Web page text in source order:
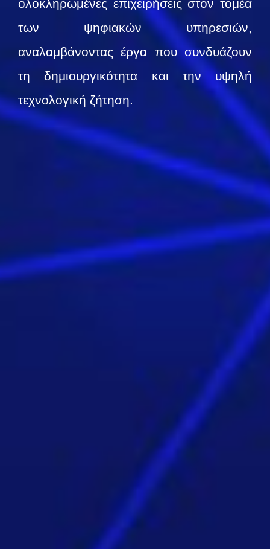
ολοκληρωμένες επιχειρήσεις στον τομέα
των ψηφιακών υπηρεσιών,
αναλαμβάνοντας έργα που συνδυάζουν
τη δημιουργικότητα και την υψηλή
τεχνολογική ζήτηση.